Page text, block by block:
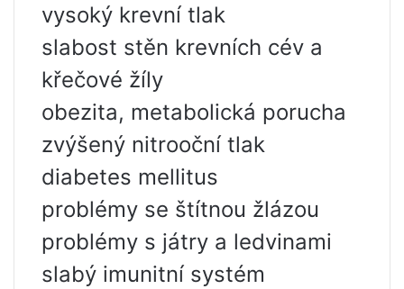
vysoký krevní tlak
slabost stěn krevních cév a
křečové žíly
obezita, metabolická porucha
zvýšený nitrooční tlak
diabetes mellitus
problémy se štítnou žlázou
problémy s játry a ledvinami
slabý imunitní systém